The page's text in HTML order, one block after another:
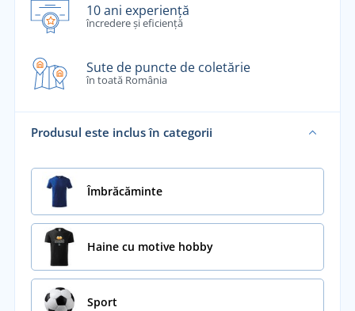
10 ani experiență
încredere și eficiență
Sute de puncte de coletărie
în toată România
Produsul este inclus în categorii
Îmbrăcăminte
Haine cu motive hobby
Sport